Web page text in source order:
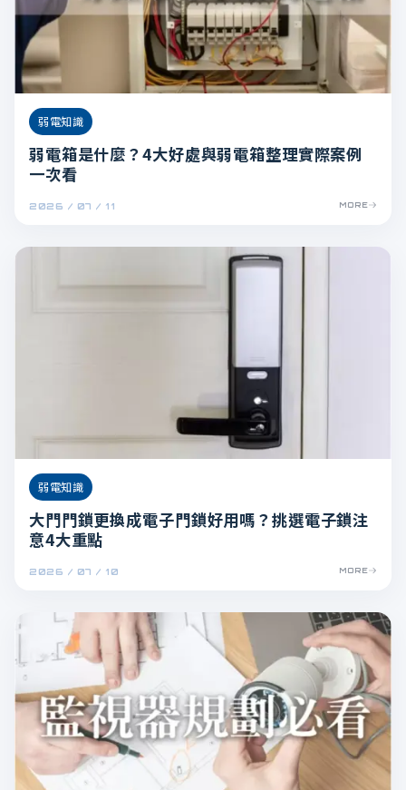
2026 / 07 / 11
弱電知識
弱電箱是什麼？4大好處與弱電箱整理實際案例
一次看
MORE
2026 / 07 / 10
弱電知識
大門門鎖更換成電子門鎖好用嗎？挑選電子鎖注
意4大重點
MORE